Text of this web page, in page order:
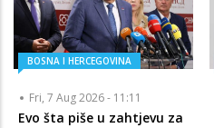
BOSNA I HERCEGOVINA
Fri, 7 Aug 2026 - 11:11
Evo šta piše u zahtjevu za